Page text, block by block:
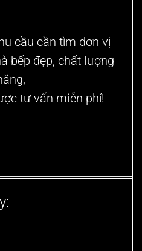
cầu cần tìm đơn vị
bếp đẹp, chất lượng
tư vấn miễn phí!